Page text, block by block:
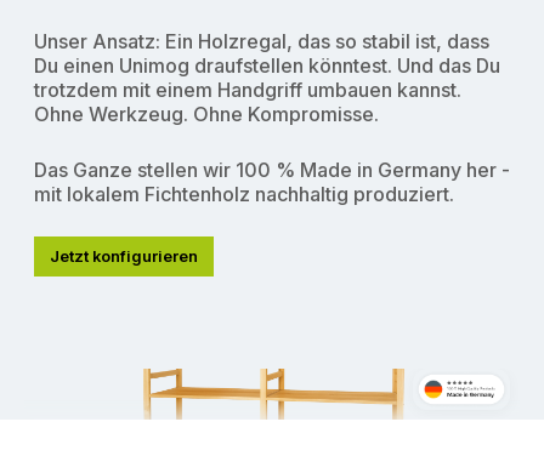
Unser Ansatz: Ein Holzregal, das so stabil ist, dass
Du einen Unimog draufstellen könntest. Und das Du
trotzdem mit einem Handgriff umbauen kannst.
Ohne Werkzeug. Ohne Kompromisse.
Das Ganze stellen wir 100 % Made in Germany her -
mit lokalem Fichtenholz nachhaltig produziert.
Jetzt konfigurieren